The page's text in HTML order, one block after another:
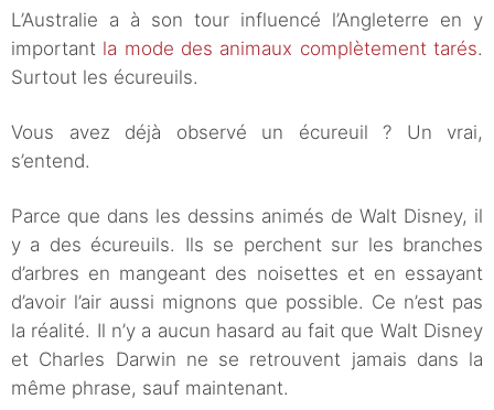
L’Australie a à son tour influencé l’Angleterre en y
important la mode des animaux complètement tarés.
Surtout les écureuils.
Vous avez déjà observé un écureuil ? Un vrai,
s’entend.
Parce que dans les dessins animés de Walt Disney, il
y a des écureuils. Ils se perchent sur les branches
d’arbres en mangeant des noisettes et en essayant
d’avoir l’air aussi mignons que possible. Ce n’est pas
la réalité. Il n’y a aucun hasard au fait que Walt Disney
et Charles Darwin ne se retrouvent jamais dans la
même phrase, sauf maintenant.